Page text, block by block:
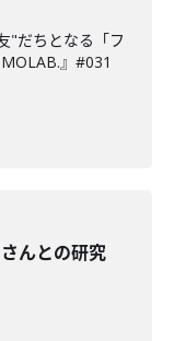
"だちとなる「フ
』#031
んとの研究